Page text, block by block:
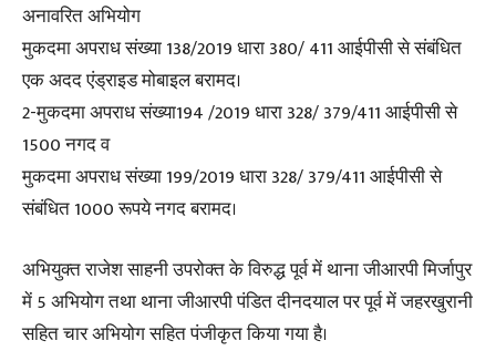
अनावरित अभियोग
मुकदमा अपराध संख्या 138/2019 धारा 380/ 411 आईपीसी से संबंधित
एक अदद एंड्राइड मोबाइल बरामद।
2-मुकदमा अपराध संख्या194 /2019 धारा 328/ 379/411 आईपीसी से
1500 नगद व
मुकदमा अपराध संख्या 199/2019 धारा 328/ 379/411 आईपीसी से
संबंधित 1000 रूपये नगद बरामद।
अभियुक्त राजेश साहनी उपरोक्त के विरुद्ध पूर्व में थाना जीआरपी मिर्जापुर
में 5 अभियोग तथा थाना जीआरपी पंडित दीनदयाल पर पूर्व में जहरखुरानी
सहित चार अभियोग सहित पंजीकृत किया गया है।